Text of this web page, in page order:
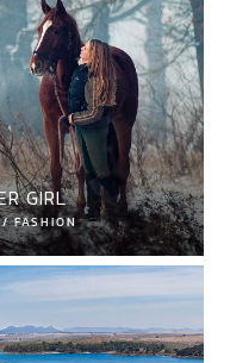
GIRL
FASHION